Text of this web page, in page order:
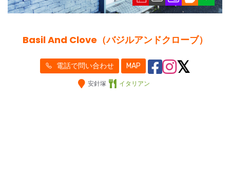
Basil And Clove（バジルアンドクローブ）
電話で問い合わせ MAP
安針塚 イタリアン